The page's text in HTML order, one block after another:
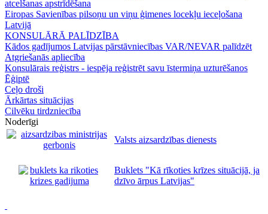
atcelšanas apstrīdēšana
Eiropas Savienības pilsoņu un viņu ģimenes locekļu ieceļošana
Latvijā
KONSULĀRĀ PALĪDZĪBA
Kādos gadījumos Latvijas pārstāvniecības VAR/NEVAR palīdzēt
Atgriešanās apliecība
Konsulārais reģistrs - iespēja reģistrēt savu īstermiņa uzturēšanos
Ēģiptē
Ceļo droši
Ārkārtas situācijas
Cilvēku tirdzniecība
Noderīgi
Valsts aizsardzības dienests
Buklets "Kā rīkoties krīzes situācijā, ja
dzīvo ārpus Latvijas"